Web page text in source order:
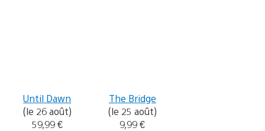
Until Dawn
(le 26 août)
59,99 €
The Bridge
(le 25 août)
9,99 €